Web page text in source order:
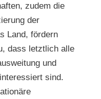
zudem die
der
Land, fördern
dass letztlich alle
und
sind.